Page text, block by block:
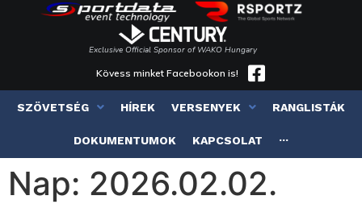
Exclusive Official Sponsor of WAKO Hungary
Kövess minket Facebookon is!
SZÖVETSÉG HÍREK VERSENYEK RANGLISTÁK
DOKUMENTUMOK KAPCSOLAT ···
Nap: 2026.02.02.